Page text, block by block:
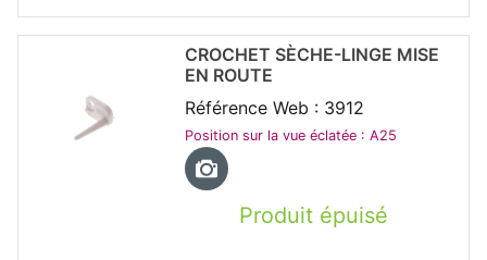
Produit épuisé
CROCHET SÈCHE-LINGE MISE
EN ROUTE
Référence Web : 3912
Position sur la vue éclatée : A25